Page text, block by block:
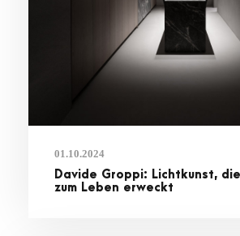
01.10.2024
Davide Groppi: Lichtkunst,
zum Leben erweckt